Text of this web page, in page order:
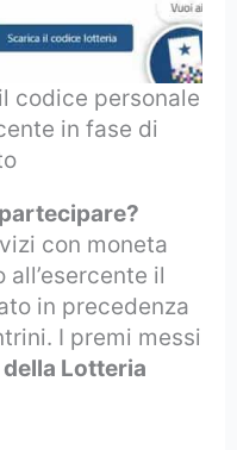
codice personale
in fase di
con moneta
il
in precedenza
I premi messi
Lotteria